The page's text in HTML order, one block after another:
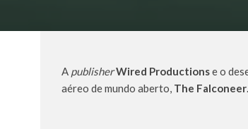
A publisherWired Productionse o
aéreo de mundo aberto, The Falconeer